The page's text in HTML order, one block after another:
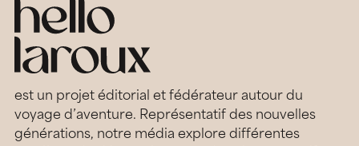
est un projet éditorial et fédérateur autour du
voyage d’aventure. Représentatif des nouvelles
générations, notre média explore différentes